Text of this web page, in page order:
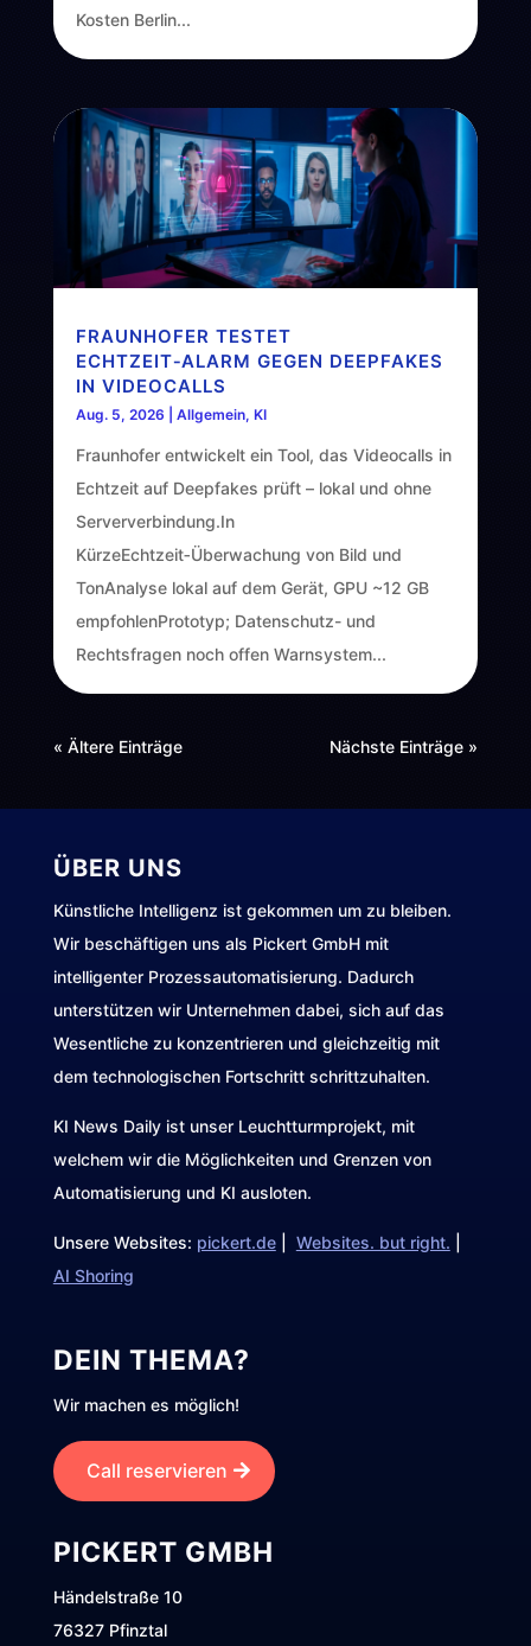
Kosten Berlin...
FRAUNHOFER TESTET
ECHTZEIT‑ALARM GEGEN DEEPFAKES
IN VIDEOCALLS
Aug. 5, 2026 Allgemein, KI
Fraunhofer entwickelt ein Tool, das Videocalls in
Echtzeit auf Deepfakes prüft – lokal und ohne
Serververbindung.In
KürzeEchtzeit‑Überwachung von Bild und
TonAnalyse lokal auf dem Gerät, GPU ~12 GB
empfohlenPrototyp; Datenschutz- und
Rechtsfragen noch offen Warnsystem...
« Ältere Einträge Nächste Einträge »
ÜBER UNS
Künstliche Intelligenz ist gekommen um zu bleiben.
Wir beschäftigen uns als Pickert GmbH mit
intelligenter Prozessautomatisierung. Dadurch
unterstützen wir Unternehmen dabei, sich auf das
Wesentliche zu konzentrieren und gleichzeitig mit
dem technologischen Fortschritt schrittzuhalten.
KI News Daily ist unser Leuchtturmprojekt, mit
welchem wir die Möglichkeiten und Grenzen von
Automatisierung und KI ausloten.
Unsere Websites: pickert.de| Websites. but right.
AI Shoring
DEIN THEMA?
Wir machen es möglich!
Call reservieren
PICKERT GMBH
Händelstraße 10
76327 Pfinztal